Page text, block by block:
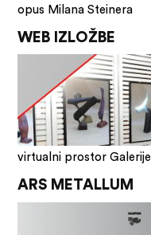
opus Milana Steinera
WEB IZLOŽBE
virtualni prostor Galerije
ARS METALLUM